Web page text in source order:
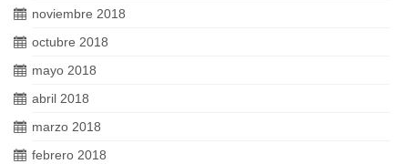
noviembre 2018
octubre 2018
mayo 2018
abril 2018
marzo 2018
febrero 2018